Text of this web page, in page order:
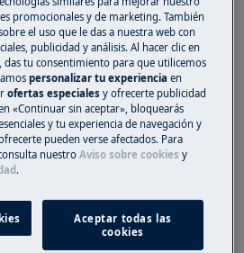
así como todos los
de repuesto
la .
el problema, póngase
técnico oficial.
promocionales y de marketing. También
el uso que le das a nuestra web con
publicidad y análisis. Al hacer clic en
das tu consentimiento para que utilicemos
personalizar tu experienciaen
ofertas especiales y ofrecerte publicidad
«Continuar sin aceptar», bloquearás
y tu experiencia de navegación y
pueden verse afectados. Para
nuestroAviso sobre cookies y
.
Aceptar todas las
cookies